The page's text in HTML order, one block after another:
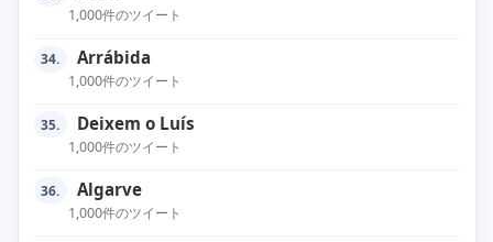
1,000件のツイート
34. Arrábida
1,000件のツイート
35. Deixem o Luís
1,000件のツイート
36. Algarve
1,000件のツイート